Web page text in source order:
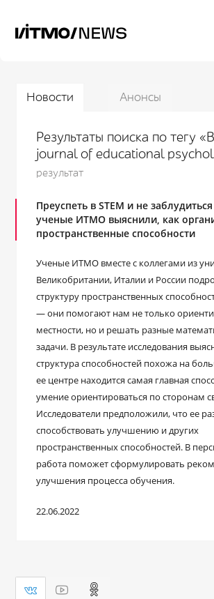
Новости Анонсы
Результаты поиска по тегу
journal of educational
результат
Преуспеть в STEM и не
ученые ИТМО выяснили, как
пространственные способности
Ученые ИТМО вместе с коллегами из
Великобритании, Италии и России
структуру пространственных
― они помогают нам не только
местности, но и решать разные
задачи. В результате исследования
структура способностей похожа на
ее центре находится самая главная
умение ориентироваться по сторонам
Исследователи предположили, что ее
способствовать улучшению и других
пространственных способностей. В
работа поможет сформулировать
улучшения процесса обучения.
22.06.2022